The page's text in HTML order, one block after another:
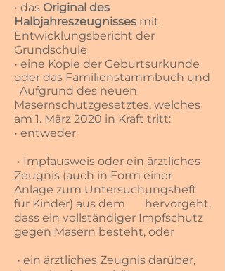
• das Original des
Halbjahreszeugnisses mit
Entwicklungsbericht der
Grundschule
• eine Kopie der Geburtsurkunde
oder das Familienstammbuch und
Aufgrund des neuen
Masernschutzgesetztes, welches
am 1. März 2020 in Kraft tritt:
• entweder
• Impfausweis oder ein ärztliches
Zeugnis (auch in Form einer
Anlage zum Untersuchungsheft
für Kinder) aus dem hervorgeht,
dass ein vollständiger Impfschutz
gegen Masern besteht, oder
• ein ärztliches Zeugnis darüber,